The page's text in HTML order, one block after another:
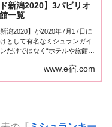
新潟2020】3パビリオ
一覧
潟2020】が2020年7月17日に
として有名なミシュランガイ
だけではなく“ホテルや旅館の
】に掲載された３つ星旅館
ました。ミシュ...
www.e宿.com